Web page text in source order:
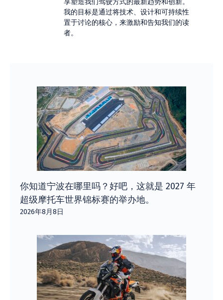
享塑造我们驾驶方式的最新趋势和创新。
我的目标是通过将技术、设计和可持续性
置于讨论的核心，来激励和告知我们的读
者。
你知道宁波在哪里吗？好吧，这就是 2027 年
超级摩托车世界锦标赛的举办地。
2026年8月8日